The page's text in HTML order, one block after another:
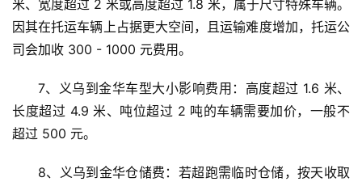
米、宽度超过 2 米或高度超过 1.8 米，属于尺寸特殊车辆。
因其在托运车辆上占据更大空间，且运输难度增加，托运公
司会加收 300 - 1000 元费用。
7、义乌到金华车型大小影响费用：高度超过 1.6 米、
长度超过 4.9 米、吨位超过 2 吨的车辆需要加价，一般不
超过 500 元。
8、义乌到金华仓储费：若超跑需临时仓储，按天收取